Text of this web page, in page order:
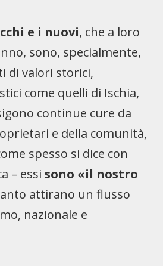
e i nuovi, che a loro
sono, specialmente,
di valori storici,
come quelli di Ischia,
continue cure da
e della comunità,
spesso si dice con
– essi sono «il nostro
attirano un flusso
nazionale e